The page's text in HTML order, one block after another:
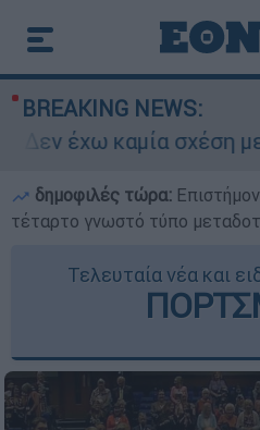
BREAKING NEWS:
έχω καμία σχέση με
δημοφιλές τώρα:
τέταρτο γνωστό τύπο
Τελευταία νέα και